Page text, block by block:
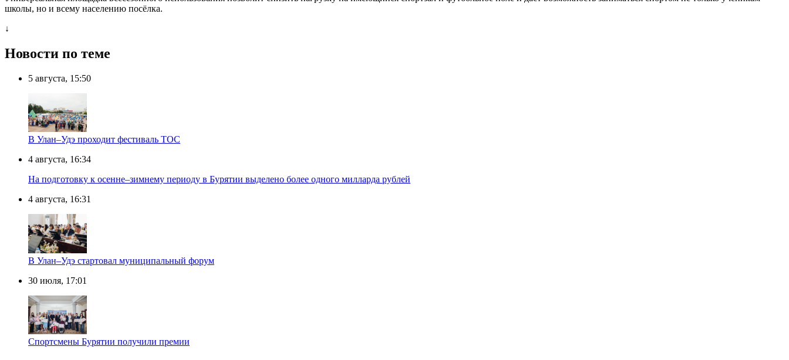
школы, но и всему населению посёлка.
↓
Новости по теме
5 августа, 15:50
В Улан–Удэ проходит фестиваль ТОС
4 августа, 16:34
На подготовку к осенне–зимнему периоду в Бурятии выделено более одного милларда рублей
4 августа, 16:31
В Улан–Удэ стартовал муниципальный форум
30 июля, 17:01
Спортсмены Бурятии получили премии